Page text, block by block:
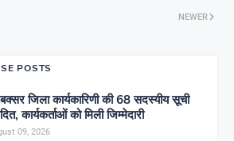
NEWER
POSTS
जिला कार्यकारिणी की 68 सदस्यीय सूची
कार्यकर्ताओं को मिली जिम्मेदारी
09, 2026